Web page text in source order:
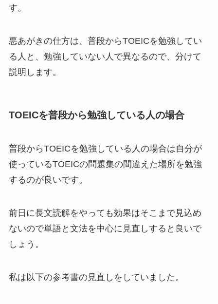
す。
悪あがきの仕方は、普段からTOEICを勉強してい
る人と、勉強していない人で異なるので、分けて
説明します。
TOEICを普段から勉強している人の場合
普段からTOEICを勉強している人の場合は自分が
使っているTOEICの問題集の間違えた場所を勉強
するのが良いです。
前日に長文読解をやっても効果はそこまで見込め
ないので単語と文法を中心に見直しすると良いで
しょう。
私は以下の参考書の見直しをしていました。